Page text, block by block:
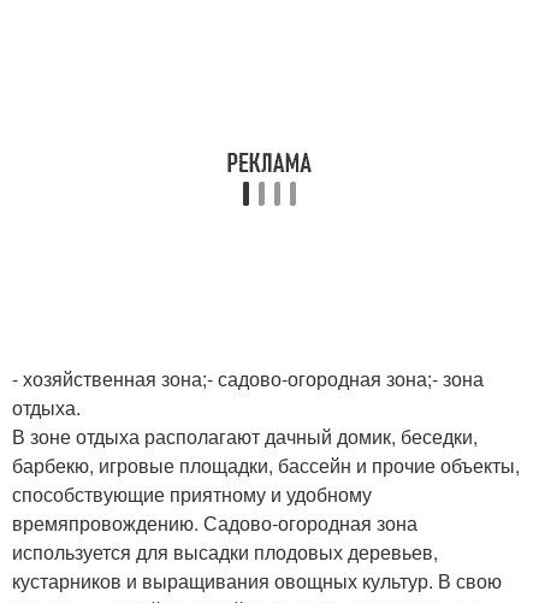
- хозяйственная зона;- садово-огородная зона;- зона
отдыха.
В зоне отдыха располагают дачный домик, беседки,
барбекю, игровые площадки, бассейн и прочие объекты,
способствующие приятному и удобному
времяпровождению. Садово-огородная зона
используется для высадки плодовых деревьев,
кустарников и выращивания овощных культур. В свою